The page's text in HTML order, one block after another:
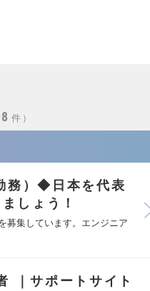
件
務）◆日本を代表
しょう！
募集しています。エンジニア
｜サポートサイト